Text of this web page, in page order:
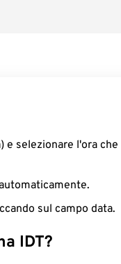
e selezionare l'ora
sul campo data.
IDT?